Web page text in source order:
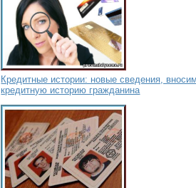
Кредитные истории: новые сведения,
кредитную историю гражданина